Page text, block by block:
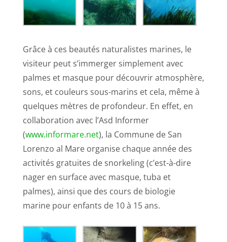
Grâce à ces beautés naturalistes marines, le
visiteur peut s’immerger simplement avec
palmes et masque pour découvrir atmosphère,
sons, et couleurs sous-marins et cela, même à
quelques mètres de profondeur. En effet, en
collaboration avec l’Asd Informer
(www.informare.net), la Commune de San
Lorenzo al Mare organise chaque année des
activités gratuites de snorkeling (c’est-à-dire
nager en surface avec masque, tuba et
palmes), ainsi que des cours de biologie
marine pour enfants de 10 à 15 ans.